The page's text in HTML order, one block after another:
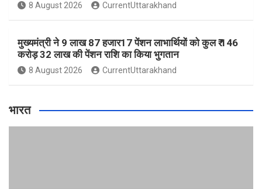
8 August 2026 CurrentUttarakhand
मुख्यमंत्री ने 9 लाख 87 हजार17 पेंशन लाभार्थियों को कुल ₹ 146
करोड़ 32 लाख की पेंशन राशि का किया भुगतान
8 August 2026 CurrentUttarakhand
भारत